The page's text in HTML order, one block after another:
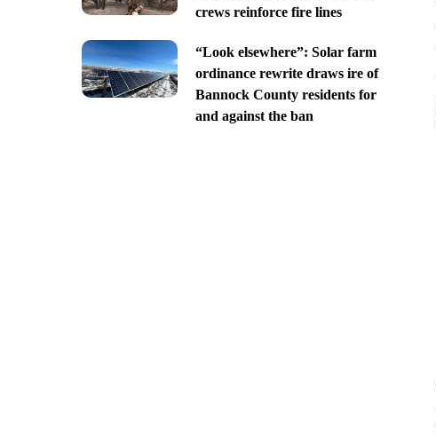
crews reinforce fire lines
“Look elsewhere”: Solar farm
ordinance rewrite draws ire of
Bannock County residents for
and against the ban